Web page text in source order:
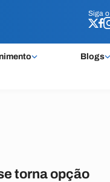
Siga o
Blogs
Siga o
torna opção